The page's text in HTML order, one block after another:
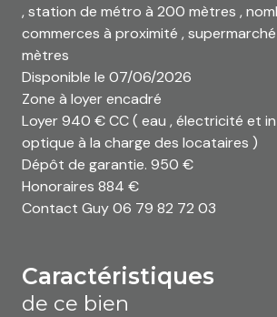
, station de métro à 200 mètres ,
commerces à proximité ,
mètres
Disponible le 07/06/2026
Zone à loyer encadré
Loyer 940 € CC ( eau , électricité et
optique à la charge des locataires )
Dépôt de garantie. 950 €
Honoraires 884 €
Contact Guy 06 79 82 72 03
caractéristiques
de ce bien